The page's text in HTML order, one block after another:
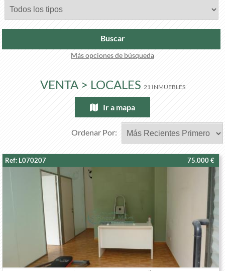
Buscar
Más opciones de búsqueda
VENTA > LOCALES 21 INMUEBLES
Ir a mapa
Ordenar Por:
Ref: L070207 75.000 €